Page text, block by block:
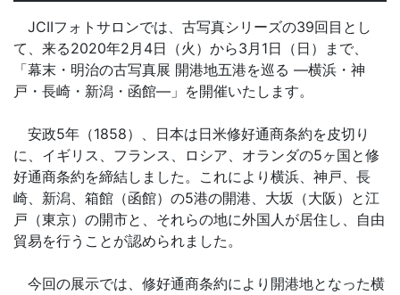
JCIIフォトサロンでは、古写真シリーズの39回目とし
て、来る2020年2月4日（火）から3月1日（日）まで、
「幕末・明治の古写真展 開港地五港を巡る ―横浜・神
戸・長崎・新潟・函館―」を開催いたします。
安政5年（1858）、日本は日米修好通商条約を皮切り
に、イギリス、フランス、ロシア、オランダの5ヶ国と修
好通商条約を締結しました。これにより横浜、神戸、長
崎、新潟、箱館（函館）の5港の開港、大坂（大阪）と江
戸（東京）の開市と、それらの地に外国人が居住し、自由
貿易を行うことが認められました。
今回の展示では、修好通商条約により開港地となった横